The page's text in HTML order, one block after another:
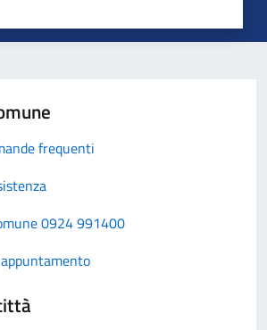
frequenti
0924 991400